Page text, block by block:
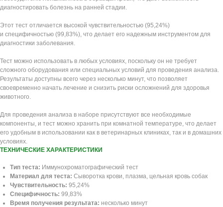
диагностировать болезнь на ранней стадии.
Этот тест отличается высокой чувствительностью (95,24%)
и специфичностью (99,83%), что делает его надежным инструментом для
диагностики заболевания.
Тест можно использовать в любых условиях, поскольку он не требует
сложного оборудования или специальных условий для проведения анализа.
Результаты доступны всего через несколько минут, что позволяет
своевременно начать лечение и снизить риски осложнений для здоровья
животного.
Для проведения анализа в наборе присутствуют все необходимые
компоненты, и тест можно хранить при комнатной температуре, что делает
его удобным в использовании как в ветеринарных клиниках, так и в домашних
условиях.
ТЕХНИЧЕСКИЕ ХАРАКТЕРИСТИКИ
Тип теста: Иммунохроматографический тест
Материал для теста: Сыворотка крови, плазма, цельная кровь собак
Чувствительность: 95,24%
Специфичность: 99,83%
Время получения результата: несколько минут